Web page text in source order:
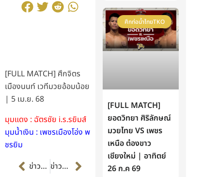
[FULL MATCH] ศึกจิตร
เมืองนนท์ เวทีมวยอ้อมน้อย
| 5 เม.ย. 68
มุมแดง : ฉัตรชัย i.s.sยิมส์
มุมน้ำเงิน : เพชรเมืองโอ่ง พ
ชรยิม
Prevข่าวก่อนหน้า ข่าวต่อไป Next
ศึกท่อน้ำไทยTKO
[FULL MATCH]
ยอดวิทยา ศิริลักษณ์
มวยไทย VS เพชร
เหนือ ต๋องขาว
เชียงใหม่ | อาทิตย์
26 ก.ค 69